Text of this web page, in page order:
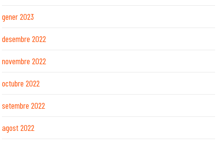
gener 2023
desembre 2022
novembre 2022
octubre 2022
setembre 2022
agost 2022